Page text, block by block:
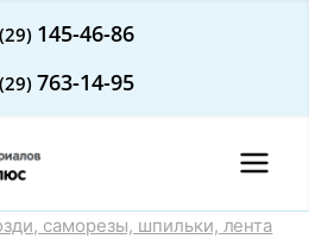
145-46-86
763-14-95
саморезы, шпильки, лента